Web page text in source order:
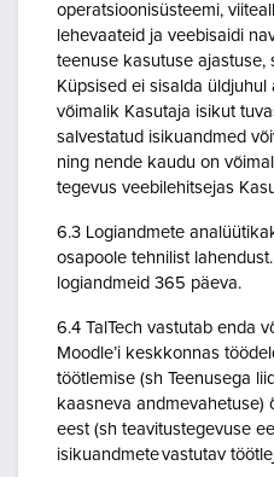
operatsioonisüsteemi,
lehevaateid ja veebisaidi
teenuse kasutuse ajastuse,
Küpsised ei sisalda
võimalik Kasutaja isikut
salvestatud isikuandmed
ning nende kaudu on
tegevus veebilehitsejas
6.3 Logiandmete
osapoole tehnilist
logiandmeid 365 päeva.
6.4 TalTech vastutab enda
Moodle’i keskkonnas
töötlemise (sh Teenusega
kaasneva andmevahetuse)
eest (sh teavitustegevuse
isikuandmete vastutav